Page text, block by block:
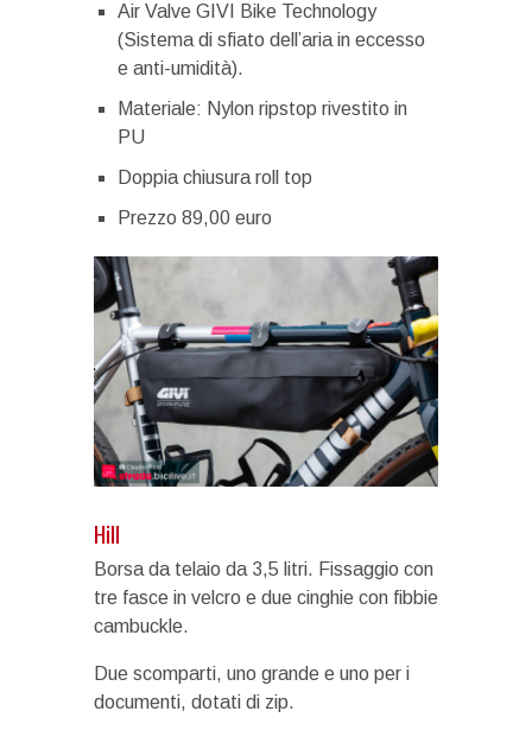
Air Valve GIVI Bike Technology
(Sistema di sfiato dell’aria in eccesso
e anti-umidità).
Materiale: Nylon ripstop rivestito in
PU
Doppia chiusura roll top
Prezzo 89,00 euro
Hill
Borsa da telaio da 3,5 litri. Fissaggio con
tre fasce in velcro e due cinghie con fibbie
cambuckle.
Due scomparti, uno grande e uno per i
documenti, dotati di zip.